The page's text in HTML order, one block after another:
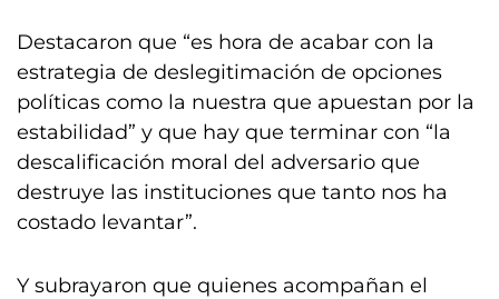
Destacaron que “es hora de acabar con la
estrategia de deslegitimación de opciones
políticas como la nuestra que apuestan por la
estabilidad” y que hay que terminar con “la
descalificación moral del adversario que
destruye las instituciones que tanto nos ha
costado levantar”.
Y subrayaron que quienes acompañan el